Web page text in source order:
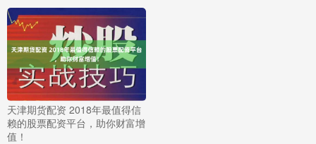
天津期货配资 2018年最值得信
赖的股票配资平台，助你财富增
值！